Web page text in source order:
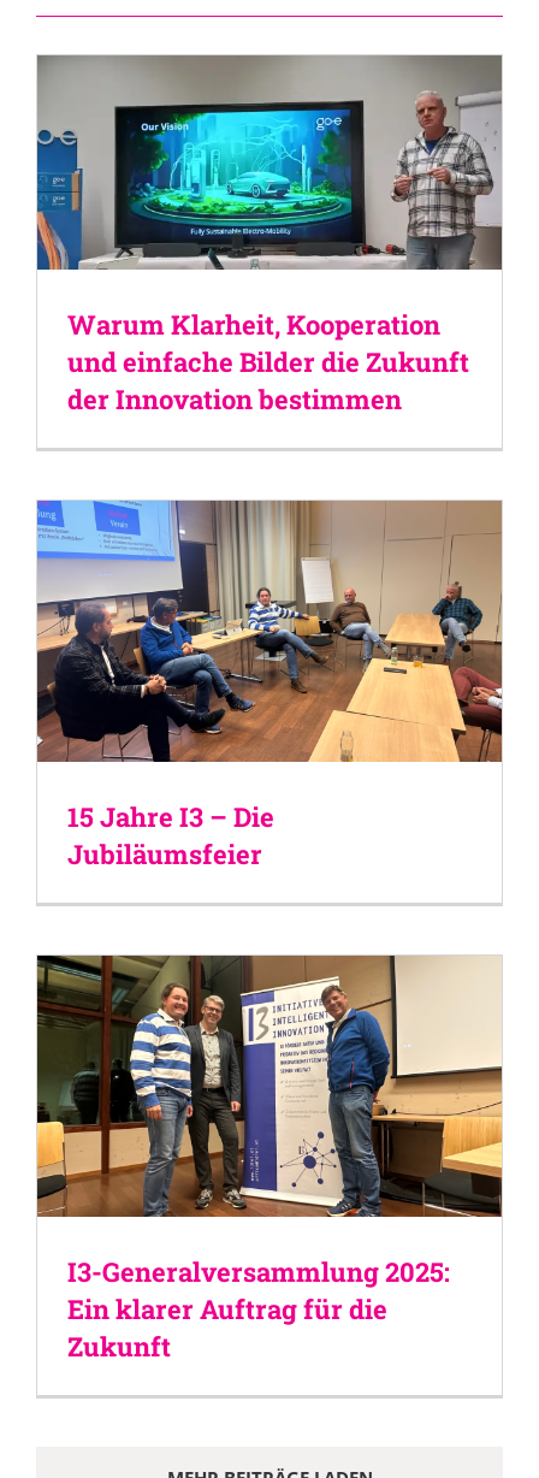
Warum Klarheit, Kooperation
und einfache Bilder die Zukunft
der Innovation bestimmen
15 Jahre I3 – Die
Jubiläumsfeier
I3-Generalversammlung 2025:
Ein klarer Auftrag für die
Zukunft